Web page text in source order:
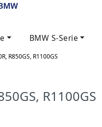
BMW S-Serie
R850GS, R1100GS
R1100GS